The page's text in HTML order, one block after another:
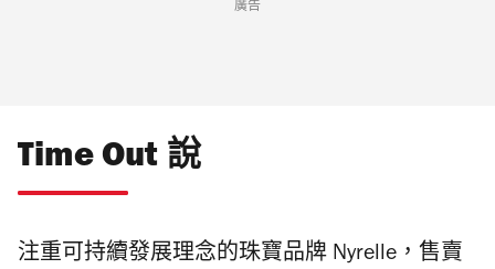
廣告
Time Out 說
注重可持續發展理念的珠寶品牌 Nyrelle ，售賣